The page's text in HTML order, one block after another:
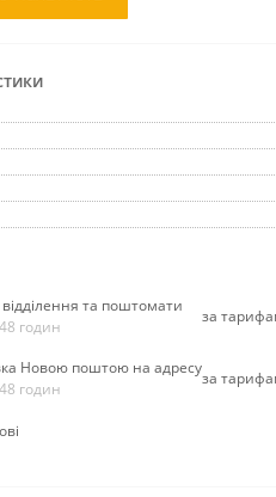
та поштомати
годин
за
Новою поштою на адресу
годин
за